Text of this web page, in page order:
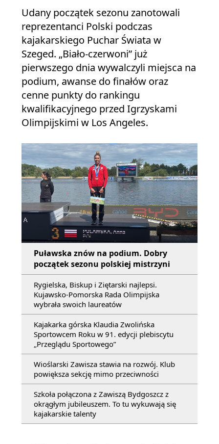
Udany początek sezonu zanotowali
reprezentanci Polski podczas
kajakarskiego Puchar Świata w
Szeged. „Biało-czerwoni” już
pierwszego dnia wywalczyli miejsca na
podium, awanse do finałów oraz
cenne punkty do rankingu
kwalifikacyjnego przed Igrzyskami
Olimpijskimi w Los Angeles.
Puławska znów na podium. Dobry
początek sezonu polskiej mistrzyni
Rygielska, Biskup i Ziętarski najlepsi.
Kujawsko-Pomorska Rada Olimpijska
wybrała swoich laureatów
Kajakarka górska Klaudia Zwolińska
Sportowcem Roku w 91. edycji plebiscytu
„Przeglądu Sportowego”
Wioślarski Zawisza stawia na rozwój. Klub
powiększa sekcję mimo przeciwności
Szkoła połączona z Zawiszą Bydgoszcz z
okrągłym jubileuszem. To tu wykuwają się
kajakarskie talenty